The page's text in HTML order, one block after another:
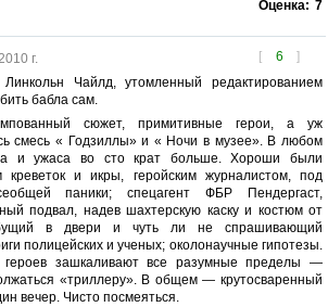
Оценка: 7
[ 6 ]
г.
Чайлд, утомленный редактированием
бабла сам.
сюжет, примитивные герои, а уж
смесь « Годзиллы» и « Ночи в музее». В любом
и ужаса во сто крат больше. Хороши были
креветок и икры, геройским журналистом, под
паники; спецагент ФБР Пендергаст,
подвал, надев шахтерскую каску и костюм от
в двери и чуть ли не спрашивающий
полицейских и ученых; околонаучные гипотезы.
зашкаливают все разумные пределы —
«триллеру». В общем — крутосваренный
вечер. Чисто посмеяться.